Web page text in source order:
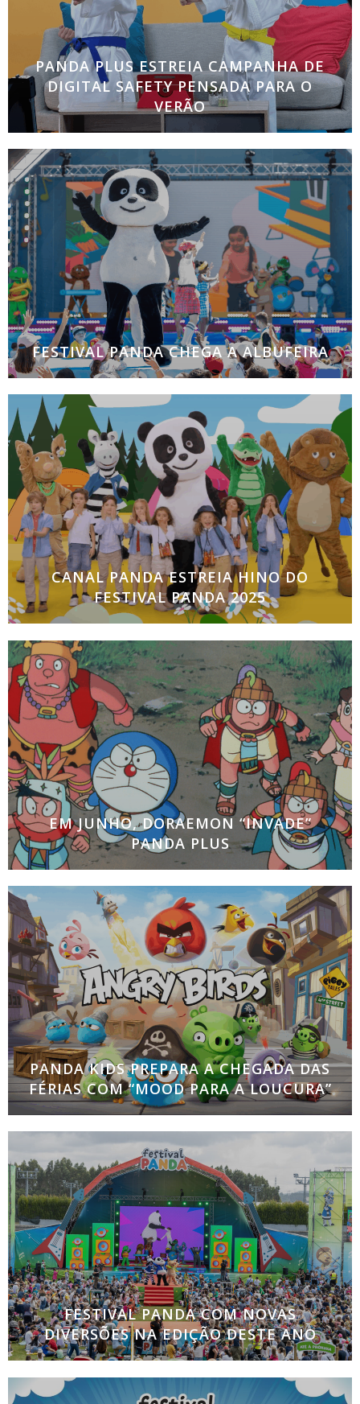
PANDA PLUS ESTREIA CAMPANHA DE
DIGITAL SAFETY PENSADA PARA O
VERÃO
Serviço de streaming convida pais a experimentar
sem custos O Panda PLUS, serviço de
streaming de vídeo pensado para famílias
FESTIVAL PANDA CHEGA A ALBUFEIRA
Entre muitas novidades, o maior evento infantil em
Portugal vai contar com práticas amigas do
ambiente e um desconto especial para clientes
Panda Plus É já no próximo sábado, 14
CANAL PANDA ESTREIA HINO DO
FESTIVAL PANDA 2025
Antestreia exclusiva de “Um herói não tem que
voar” no serviço de streaming PANDA PLUS O
serviço de streaming Panda PLUS dá a conhecer em
antestreia exclusiva, no dia 23
EM JUNHO, DORAEMON “INVADE”
PANDA PLUS
Dois filmes e os primeiros 52 episódios da série
protagonizada pelo famoso gato cósmico que
conquistou milhares de fãs em todo o mundo A
partir de 1 de junho,
PANDA KIDS PREPARA A CHEGADA DAS
FÉRIAS COM “MOOD PARA A LOUCURA”
Episódios especiais das séries mais divertidas de
sempre e uma nova estreia cheia de humor e boa
disposição Com o fim do ano letivo a chegar, altura
em que todos
FESTIVAL PANDA COM NOVAS
DIVERSÕES NA EDIÇÃO DESTE ANO
O maior evento infantil em Portugal vai contar com
a “Masha e o Urso Experience”, a estreia de
Cocomelon na Tenda DJ, o regresso da Patrulha